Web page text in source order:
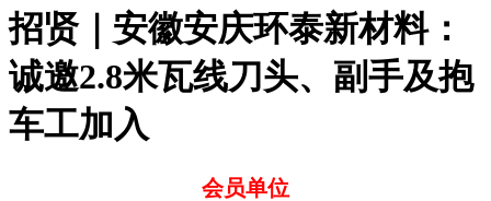
招贤｜安徽安庆环泰新材料：
诚邀2.8米瓦线刀头、副手及抱
车工加入
会员单位